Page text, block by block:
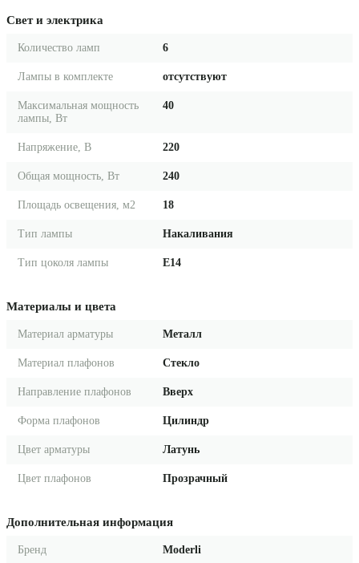
Свет и электрика
Количество ламп 6
Лампы в комплекте отсутствуют
Максимальная мощность
лампы, Вт
40
Напряжение, В 220
Общая мощность, Вт 240
Площадь освещения, м2 18
Тип лампы Накаливания
Тип цоколя лампы E14
Материалы и цвета
Материал арматуры Металл
Материал плафонов Стекло
Направление плафонов Вверх
Форма плафонов Цилиндр
Цвет арматуры Латунь
Цвет плафонов Прозрачный
Дополнительная информация
Бренд Moderli